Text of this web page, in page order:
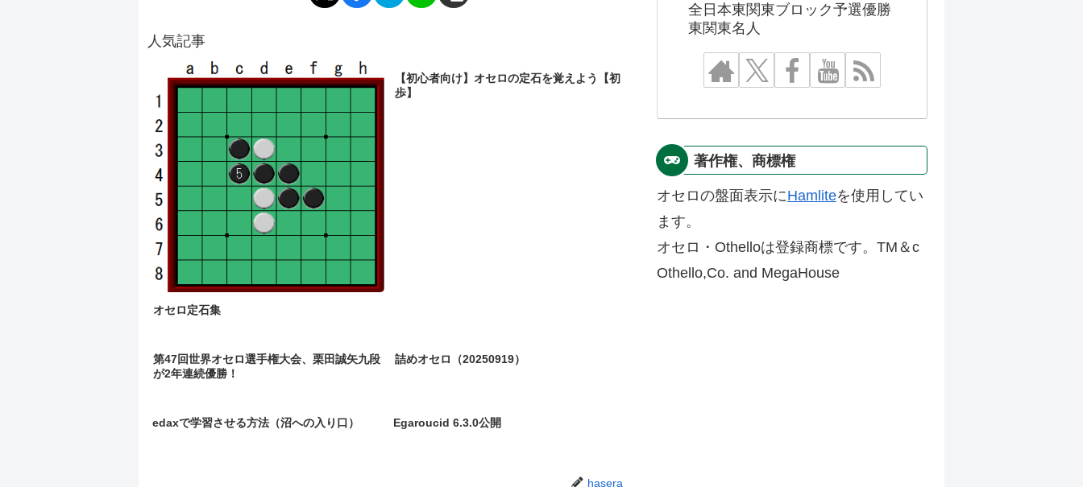
人気記事
オセロ定石集
【初心者向け】オセロの定石を覚えよう【初
歩】
第47回世界オセロ選手権大会、栗田誠矢九段
が2年連続優勝！
詰めオセロ（20250919）
edaxで学習させる方法（沼への入り口） Egaroucid 6.3.0公開
hasera
全日本東関東ブロック予選優勝
東関東名人
著作権、商標権
オセロの盤面表示にHamliteを使用してい
ます。
オセロ・Othelloは登録商標です。TM＆c
Othello,Co. and MegaHouse